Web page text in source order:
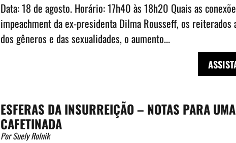
Data: 18 de agosto. Horário: 17h40 às 18h20 Quais as
impeachment da ex-presidenta Dilma Rousseff, os reiterados
dos gêneros e das sexualidades, o aumento...
ESFERAS DA INSURREIÇÃO – NOTAS PARA
CAFETINADA
Por Suely Rolnik